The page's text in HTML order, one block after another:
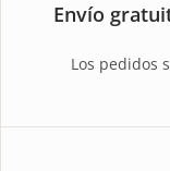
Envío
Los pedidos